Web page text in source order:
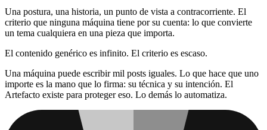
Una postura, una historia, un punto de vista a contracorriente. El
criterio que ninguna máquina tiene por su cuenta: lo que convierte
un tema cualquiera en una pieza que importa.
El contenido genérico es infinito. El criterio es escaso.
Una máquina puede escribir mil posts iguales. Lo que hace que uno
importe es la mano que lo firma: su técnica y su intención. El
Artefacto existe para proteger eso. Lo demás lo automatiza.